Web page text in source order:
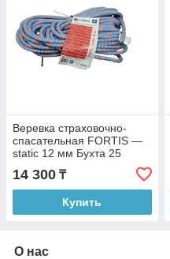
Веревка страховочно-
спасательная FORTIS —
static 12 мм Бухта 25
14 300 ₸
Купить
О нас